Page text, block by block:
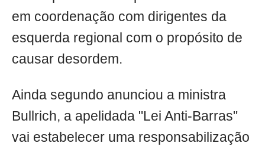
em coordenação com dirigentes da
esquerda regional com o propósito de
causar desordem.
Ainda segundo anunciou a ministra
Bullrich, a apelidada "Lei Anti-Barras"
vai estabelecer uma responsabilização